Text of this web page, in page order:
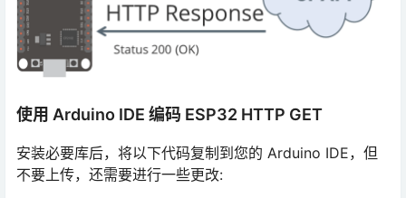
使用 Arduino IDE 编码 ESP32 HTTP GET
安装必要库后，将以下代码复制到您的 Arduino IDE，但
不要上传，还需要进行一些更改: